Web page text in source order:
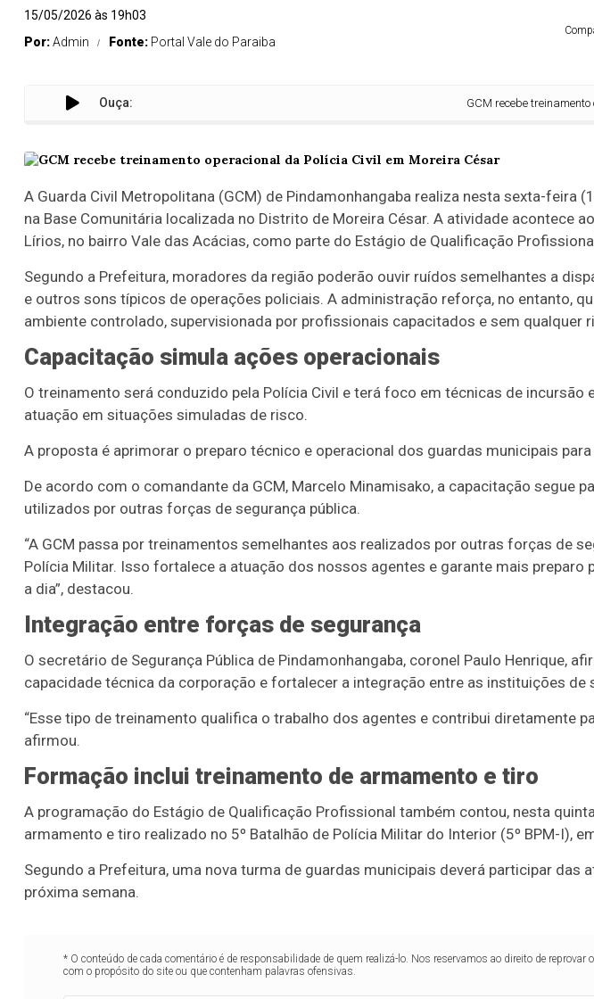
15/05/2026 às 19h03
Por:Admin Fonte: Portal Vale do Paraiba
Ouça: GCM recebe treinamento
A Guarda Civil Metropolitana (GCM) de Pindamonhangaba realiza nesta sexta-feira
na Base Comunitária localizada no Distrito de Moreira César. A atividade acontece
Lírios, no bairro Vale das Acácias, como parte do Estágio de Qualificação
Segundo a Prefeitura, moradores da região poderão ouvir ruídos semelhantes a
e outros sons típicos de operações policiais. A administração reforça, no entanto,
ambiente controlado, supervisionada por profissionais capacitados e sem qualquer
Capacitação simula ações operacionais
O treinamento será conduzido pela Polícia Civil e terá foco em técnicas de incursão
atuação em situações simuladas de risco.
A proposta é aprimorar o preparo técnico e operacional dos guardas municipais
De acordo com o comandante da GCM, Marcelo Minamisako, a capacitação segue
utilizados por outras forças de segurança pública.
“A GCM passa por treinamentos semelhantes aos realizados por outras forças de
Polícia Militar. Isso fortalece a atuação dos nossos agentes e garante mais preparo
a dia”, destacou.
Integração entre forças de segurança
O secretário de Segurança Pública de Pindamonhangaba, coronel Paulo Henrique,
capacidade técnica da corporação e fortalecer a integração entre as instituições de
“Esse tipo de treinamento qualifica o trabalho dos agentes e contribui diretamente
afirmou.
Formação inclui treinamento de armamento e tiro
A programação do Estágio de Qualificação Profissional também contou, nesta
armamento e tiro realizado no 5º Batalhão de Polícia Militar do Interior (5º BPM-I),
Segundo a Prefeitura, uma nova turma de guardas municipais deverá participar das
próxima semana.
* O conteúdo de cada comentário é de responsabilidade de quem realizá-lo. Nos reservamos ao direito de
com o propósito do site ou que contenham palavras ofensivas.